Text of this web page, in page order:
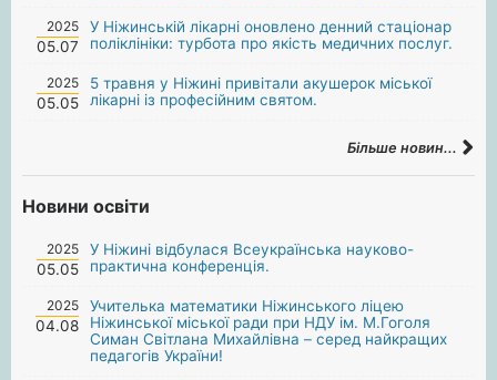
2025
05.07
У Ніжинській лікарні оновлено денний стаціонар
поліклініки: турбота про якість медичних послуг.
2025
05.05
5 травня у Ніжині привітали акушерок міської
лікарні із професійним святом.
Більше новин...
Новини освіти
2025
05.05
У Ніжині відбулася Всеукраїнська науково-
практична конференція.
2025
04.08
Учителька математики Ніжинського ліцею
Ніжинської міської ради при НДУ ім. М.Гоголя
Симан Світлана Михайлівна – серед найкращих
педагогів України!